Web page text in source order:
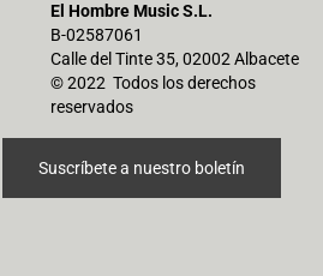
El Hombre Music S.L.
B-02587061
Calle del Tinte 35, 02002 Albacete
© 2022 Todos los derechos
reservados
Suscríbete a nuestro boletín